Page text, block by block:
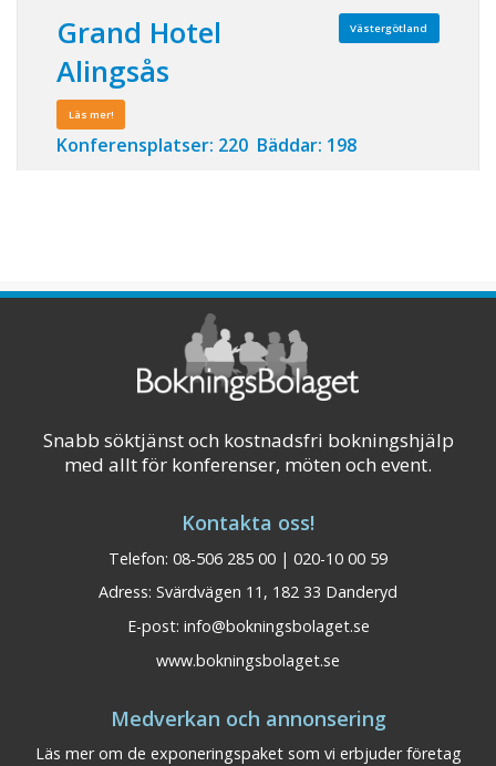
Västergötland
Grand Hotel
Alingsås
Läs mer!
Konferensplatser: 220 Bäddar: 198
Götalandsregionen nära E20, SJ
snabbtågstation och Landvetter flygplats
ligger mysiga Kaféstaden Alingsås. Hotellet
ligger i hjärtat av s ...
Snabb söktjänst och kostnadsfri bokningshjälp
med allt för konferenser, möten och event.
Kontakta oss!
Telefon: 08-506 285 00 | 020-10 00 59
Adress: Svärdvägen 11, 182 33 Danderyd
E-post: info@bokningsbolaget.se
www.bokningsbolaget.se
Medverkan och annonsering
Läs mer om de exponeringspaket som vi erbjuder företag